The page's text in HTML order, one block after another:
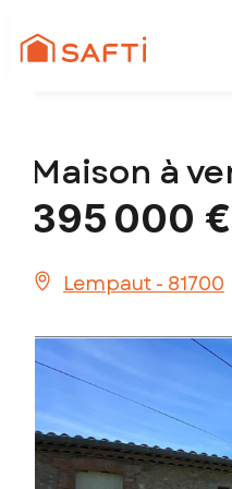
Maison à
395 000 €
Lempaut - 81700